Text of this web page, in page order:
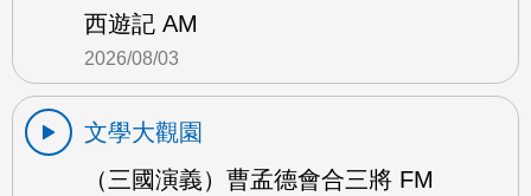
西遊記 AM
2026/08/03
文學大觀園
（三國演義）曹孟德會合三將 FM